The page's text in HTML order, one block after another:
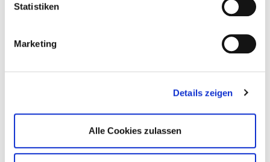
Statistiken
Marketing
Details zeigen
Alle Cookies zulassen
Beratung zu besonderen
Cara Spinken
Kinder-Turnen, Kindes-
Wohl, Bildung